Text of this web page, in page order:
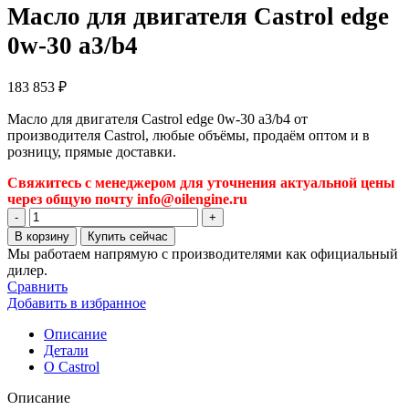
Масло для двигателя Castrol edge
0w-30 a3/b4
183 853 ₽
Масло для двигателя Castrol edge 0w-30 a3/b4 от
производителя Castrol, любые объёмы, продаём оптом и в
розницу, прямые доставки.
Свяжитесь с менеджером для уточнения актуальной цены
через общую почту info@oilengine.ru
Количество
товара
Масло
для
двигателя
Castrol
edge
0w-
30
a3/b4
В корзину Купить сейчас
Мы работаем напрямую с производителями как официальный
дилер.
Сравнить
Добавить в избранное
Описание
Детали
О Castrol
Описание